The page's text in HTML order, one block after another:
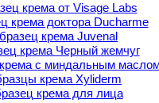
крема от Visage Labs
крема доктора Ducharme
крема Juvenal
крема Черный жемчуг
с миндальным
крема Xyliderm
крема для лица